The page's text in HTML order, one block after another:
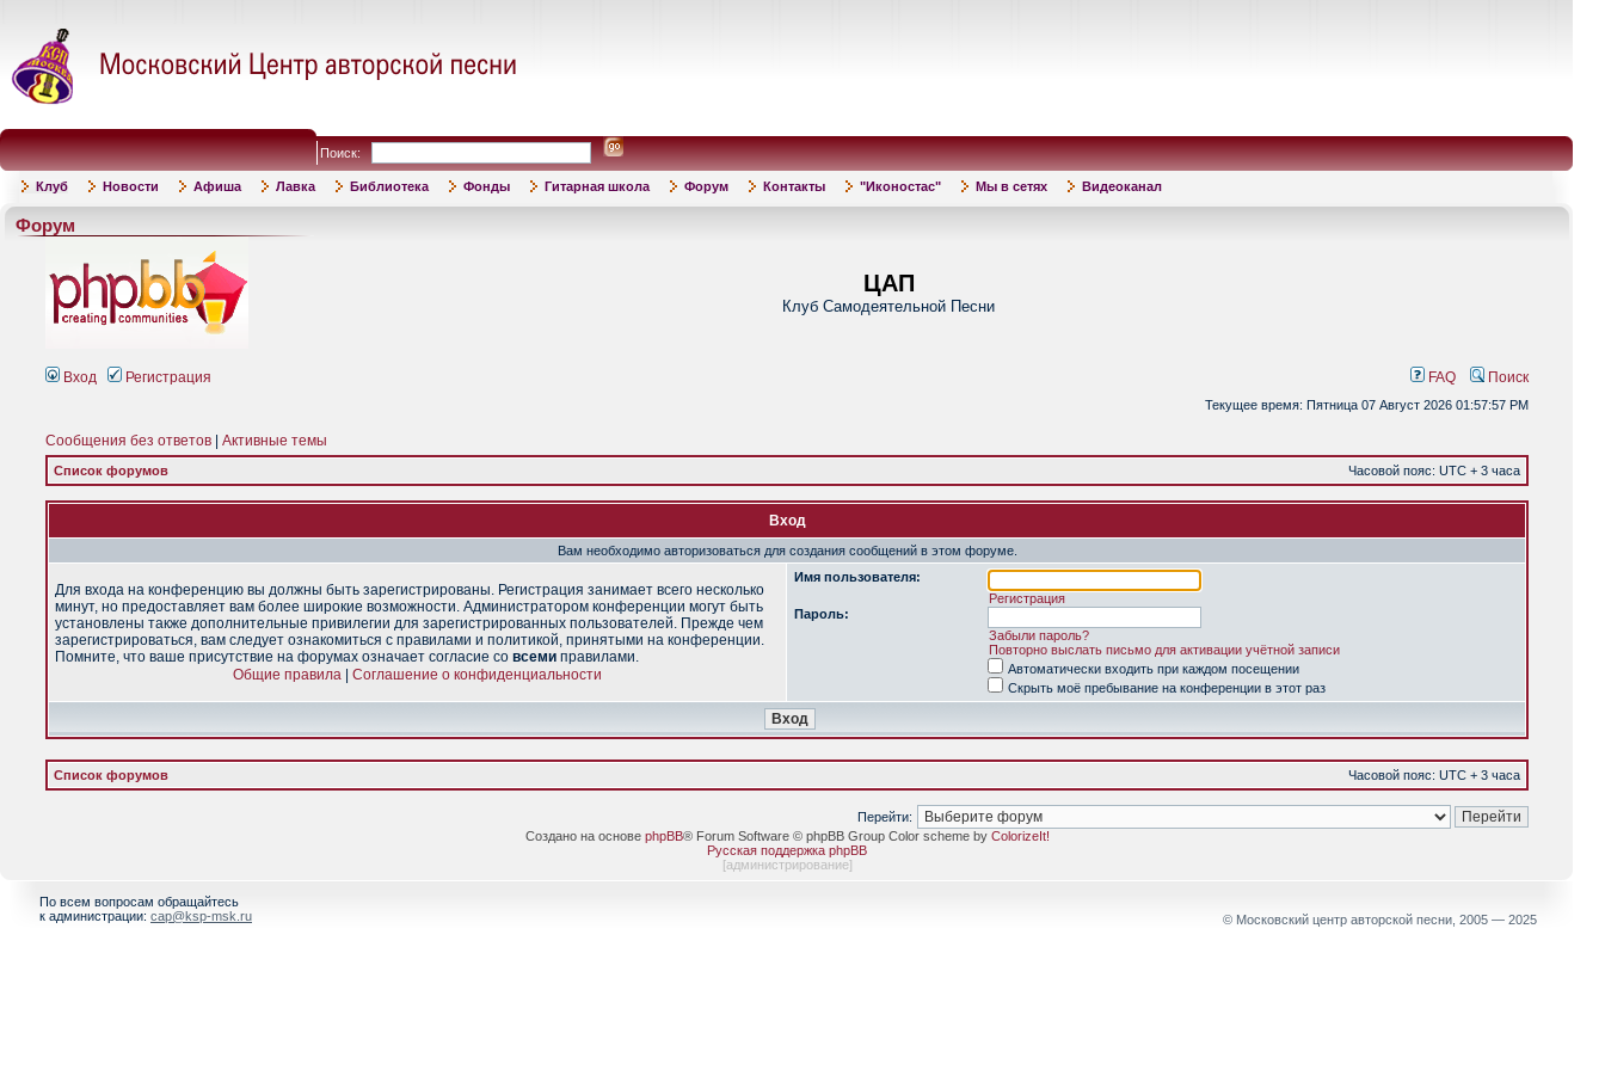
Поиск:
Клуб Новости Афиша Лавка Библиотека Фонды Гитарная школа Форум Контакты "Иконостас" Мы в сетях Видеоканал
Форум
ЦАП
Клуб Самодеятельной Песни
Вход Регистрация FAQ Поиск
Текущее время: Пятница 07 Август 2026 01:57:57 PM
Сообщения без ответов Активные темы
Список форумов Часовой пояс: UTC + 3 часа
Вход
Вам необходимо авторизоваться для создания сообщений в этом форуме.
Для входа на конференцию вы должны быть зарегистрированы. Регистрация занимает всего несколько
минут, но предоставляет вам более широкие возможности. Администратором конференции могут быть
установлены также дополнительные привилегии для зарегистрированных пользователей. Прежде чем
зарегистрироваться, вам следует ознакомиться с правилами и политикой, принятыми на конференции.
Помните, что ваше присутствие на форумах означает согласие со всеми правилами.
Общие правила
Соглашение о конфиденциальности
Имя пользователя:
Регистрация
Пароль:
Забыли пароль?
Повторно выслать письмо для активации учётной записи
Автоматически входить при каждом посещении
Скрыть моё пребывание на конференции в этот раз
Список форумов Часовой пояс: UTC + 3 часа
Перейти:
Создано на основе phpBB® Forum Software © phpBB Group Color scheme by ColorizeIt!
Русская поддержка phpBB
[администрирование]
По всем вопросам обращайтесь
к администрации: cap@ksp-msk.ru © Московский центр авторской песни, 2005 — 2025